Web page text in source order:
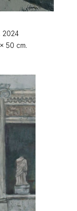
2024
50 cm.